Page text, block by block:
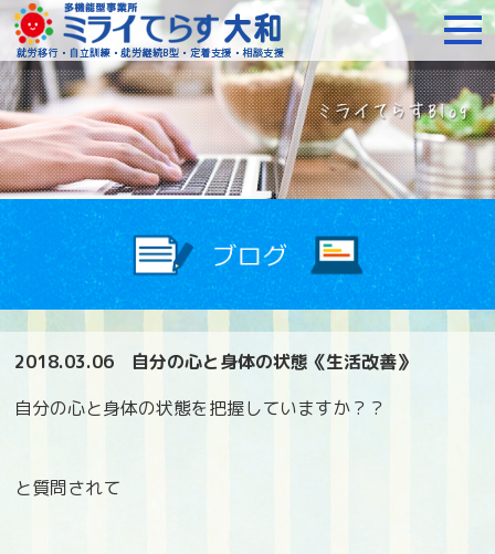
障がいをお持ちの方へ
2018.03.06
自分の心と身体の状態《生活改善》
自分の心と身体の状態を把握していますか？？
と質問されて